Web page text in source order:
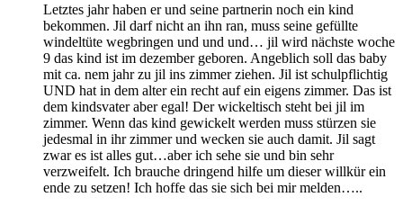
Letztes jahr haben er und seine partnerin noch ein kind
bekommen. Jil darf nicht an ihn ran, muss seine gefüllte
windeltüte wegbringen und und und… jil wird nächste woche
9 das kind ist im dezember geboren. Angeblich soll das baby
mit ca. nem jahr zu jil ins zimmer ziehen. Jil ist schulpflichtig
UND hat in dem alter ein recht auf ein eigens zimmer. Das ist
dem kindsvater aber egal! Der wickeltisch steht bei jil im
zimmer. Wenn das kind gewickelt werden muss stürzen sie
jedesmal in ihr zimmer und wecken sie auch damit. Jil sagt
zwar es ist alles gut…aber ich sehe sie und bin sehr
verzweifelt. Ich brauche dringend hilfe um dieser willkür ein
ende zu setzen! Ich hoffe das sie sich bei mir melden…..